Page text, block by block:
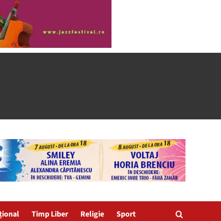
Timp Liber Religie Sport